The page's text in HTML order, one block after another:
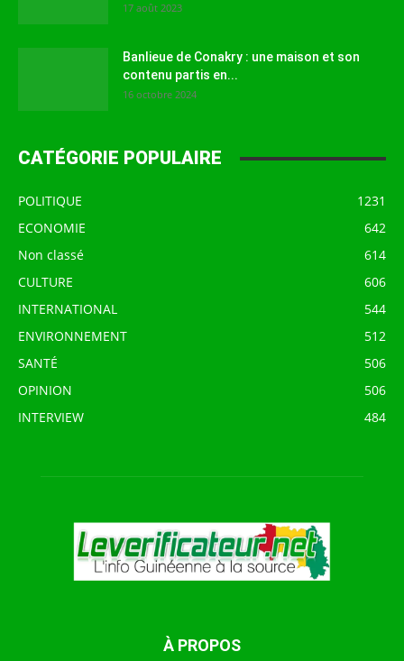
17 août 2023
Banlieue de Conakry : une maison et son
contenu partis en...
16 octobre 2024
CATÉGORIE POPULAIRE
POLITIQUE
1231
ECONOMIE
642
Non classé
614
CULTURE
606
INTERNATIONAL
544
ENVIRONNEMENT
512
SANTÉ
506
OPINION
506
INTERVIEW
484
À PROPOS